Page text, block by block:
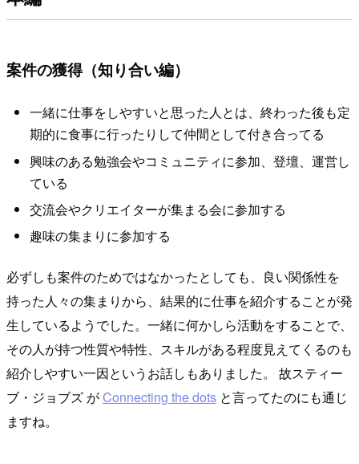
案件の獲得（知り合い編）
一緒に仕事をしやすいと思った人とは、終わった後も定
期的に食事に行ったりして仲間として付き合ってる
興味のある勉強会やコミュニティに参加、登壇、運営し
ている
交流会やクリエイターが集まる会に参加する
趣味の集まりに参加する
必ずしも案件のためではなかったとしても、良い関係性を
持った人々の集まりから、結果的に仕事を紹介することが発
生しているようでした。一緒に何かしら活動をすることで、
その人が持つ性質や特性、スキルがある程度見えてくるのも
紹介しやすい一因というお話しもありました。 故スティー
ブ・ジョブズ がConnecting the dots と言ってたのにも通じ
ますね。